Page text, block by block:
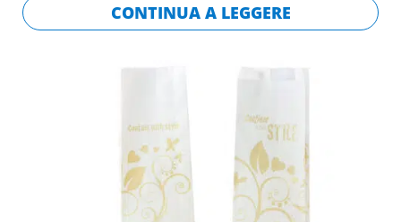
CONTINUA A LEGGERE